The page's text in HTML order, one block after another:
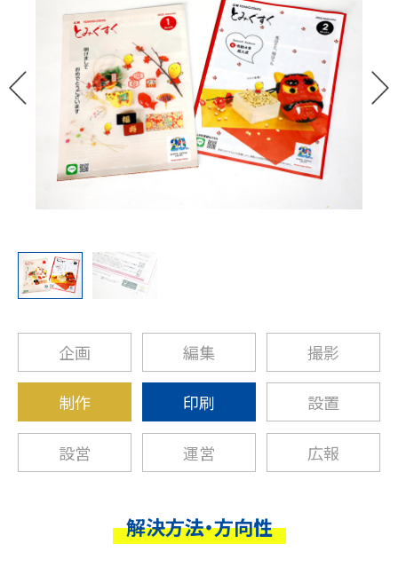
企画 編集 撮影
制作 印刷 設置
設営 運営 広報
解決方法・方向性